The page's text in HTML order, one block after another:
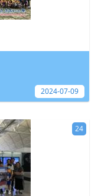
2024-07-09
24